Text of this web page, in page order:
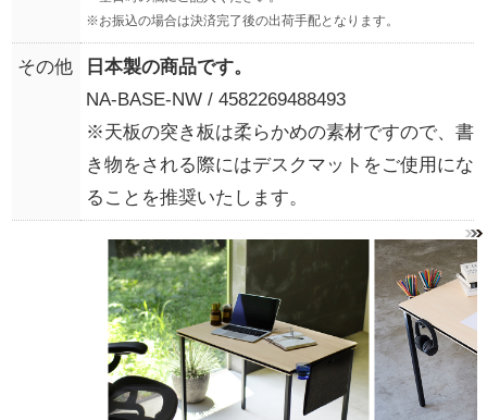
その他
日本製の商品です。
NA-BASE-NW / 4582269488493
※天板の突き板は柔らかめの素材ですので、書
き物をされる際にはデスクマットをご使用にな
ることを推奨いたします。